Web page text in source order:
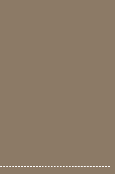
广东省潮州市潮安区新风路与潮汕路交汇处百达翡丽售后服务中心（需提前预约）